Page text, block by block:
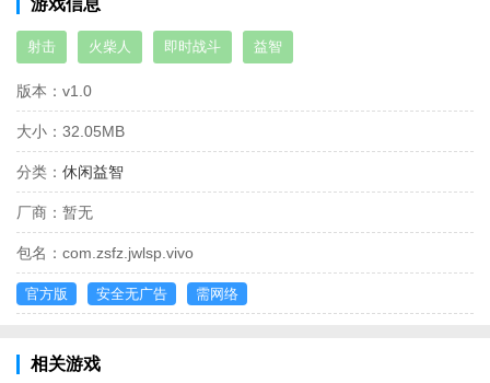
游戏信息
射击 火柴人 即时战斗 益智
版本： v1.0
大小： 32.05MB
分类： 休闲益智
厂商： 暂无
包名： com.zsfz.jwlsp.vivo
官方版 安全无广告 需网络
相关游戏